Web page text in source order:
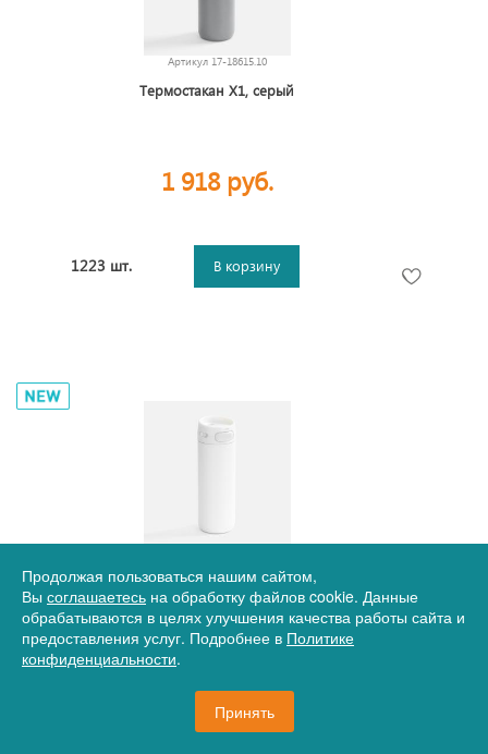
Артикул 17-18615.10
Термостакан X1, серый
1 918 руб.
1223 шт. В корзину
Термостакан X1, белый
1 918 руб.
Продолжая пользоваться нашим сайтом,
Вы соглашаетесь на обработку файлов cookie. Данные
обрабатываются в целях улучшения качества работы сайта и
предоставления услуг. Подробнее в Политике
конфиденциальности.
Принять